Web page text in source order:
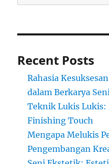
Recent Posts
Rahasia
dalam Berkarya
Teknik Lukis Lukis:
Finishing Touch
Mengapa Melukis
Pengembangan